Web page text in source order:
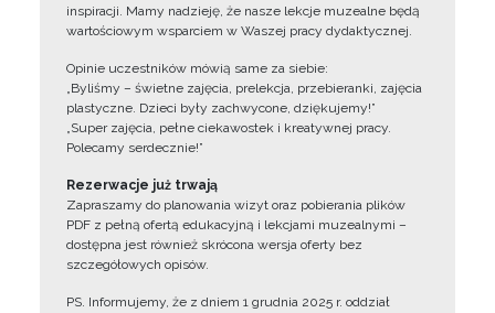
inspiracji. Mamy nadzieję, że nasze lekcje muzealne będą
wartościowym wsparciem w Waszej pracy dydaktycznej.
Opinie uczestników mówią same za siebie:
„Byliśmy – świetne zajęcia, prelekcja, przebieranki, zajęcia
plastyczne. Dzieci były zachwycone, dziękujemy!”
„Super zajęcia, pełne ciekawostek i kreatywnej pracy.
Polecamy serdecznie!”
Rezerwacje już trwają
Zapraszamy do planowania wizyt oraz pobierania plików
PDF z pełną ofertą edukacyjną i lekcjami muzealnymi –
dostępna jest również skrócona wersja oferty bez
szczegółowych opisów.
PS. Informujemy, że z dniem 1 grudnia 2025 r. oddział